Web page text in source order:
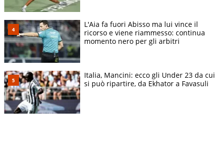
L'Aia fa fuori Abisso ma lui vince il
ricorso e viene riammesso: continua
momento nero per gli arbitri
Italia, Mancini: ecco gli Under 23 da cui
si può ripartire, da Ekhator a Favasuli